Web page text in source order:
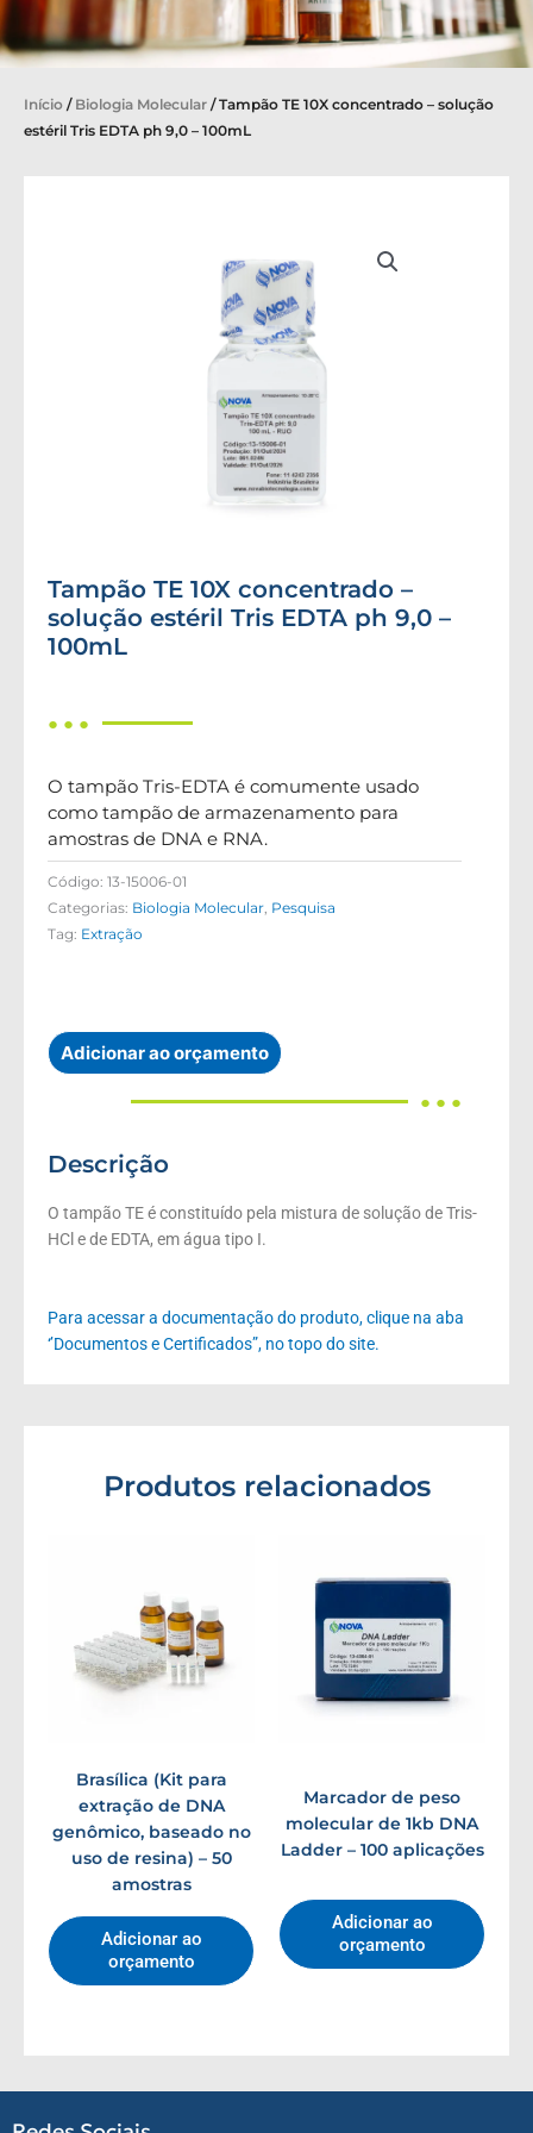
Início / Biologia Molecular / Tampão TE 10X concentrado – solução
estéril Tris EDTA ph 9,0 – 100mL
Tampão TE 10X concentrado –
solução estéril Tris EDTA ph 9,0 –
100mL
● ● ●
O tampão Tris-EDTA é comumente usado
como tampão de armazenamento para
amostras de DNA e RNA.
Código: 13-15006-01
Categorias: Biologia Molecular Pesquisa
Tag: Extração
Adicionar ao orçamento
● ● ●
Descrição
O tampão TE é constituído pela mistura de solução de Tris-
HCl e de EDTA, em água tipo I.
Para acessar a documentação do produto, clique na aba
‘’Documentos e Certificados”, no topo do site.
Produtos relacionados
Brasílica (Kit para
extração de DNA
genômico, baseado no
uso de resina) – 50
amostras
Adicionar ao
orçamento
Marcador de peso
molecular de 1kb DNA
Ladder – 100 aplicações
Adicionar ao
orçamento